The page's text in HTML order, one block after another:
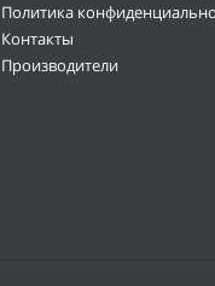
Политика
Контакты
Производители